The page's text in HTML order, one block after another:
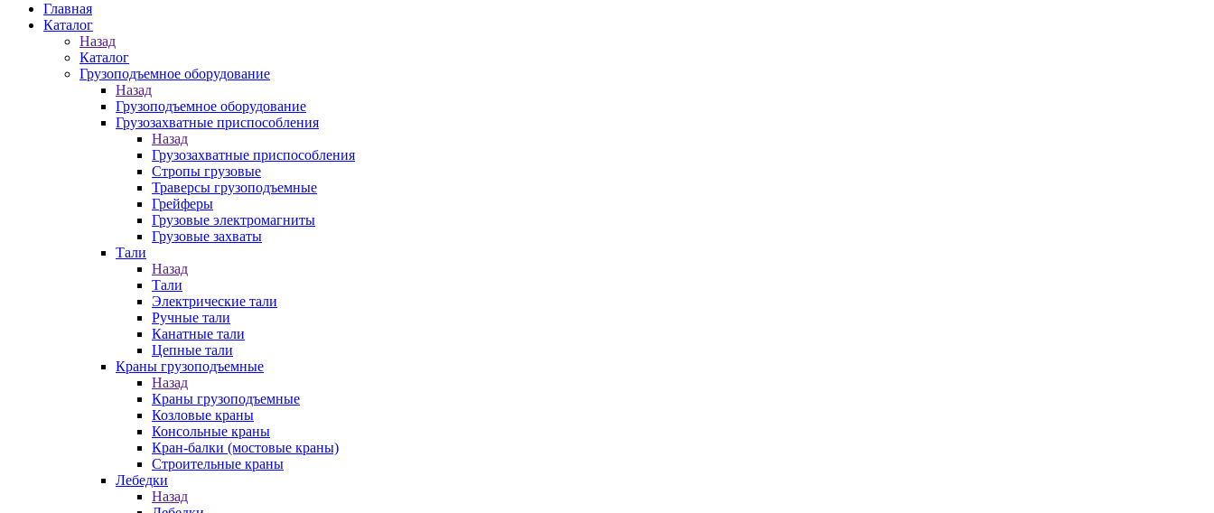
Главная
Каталог
Назад
Каталог
Грузоподъемное оборудование
Назад
Грузоподъемное оборудование
Грузозахватные приспособления
Назад
Грузозахватные приспособления
Стропы грузовые
Траверсы грузоподъемные
Грейферы
Грузовые электромагниты
Грузовые захваты
Тали
Назад
Тали
Электрические тали
Ручные тали
Канатные тали
Цепные тали
Краны грузоподъемные
Назад
Краны грузоподъемные
Козловые краны
Консольные краны
Кран-балки (мостовые краны)
Строительные краны
Лебедки
Назад